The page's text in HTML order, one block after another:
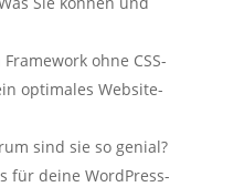
ohne CSS-
optimales Website-
sind sie so genial?
für deine WordPress-